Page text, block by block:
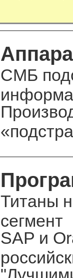
СМБ
Титаны
сегмент
SAP и